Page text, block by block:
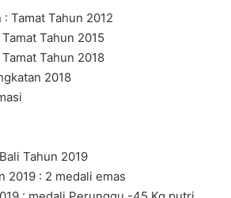
Tamat Tahun 2012
Tahun 2015
Tahun 2018
2018
Tahun 2019
2019 : 2 medali emas